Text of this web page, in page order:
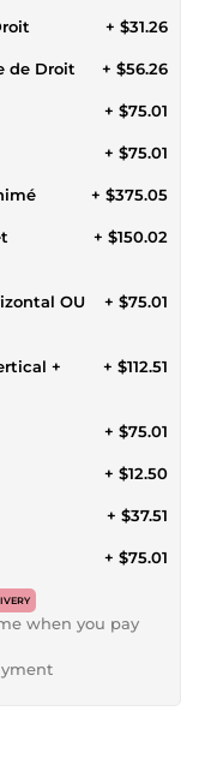
+ $31.26
de Droit + $56.26
+ $75.01
+ $75.01
+ $375.05
+ $150.02
OU
+ $75.01
+
+ $112.51
+ $75.01
+ $12.50
+ $37.51
+ $75.01
when you pay